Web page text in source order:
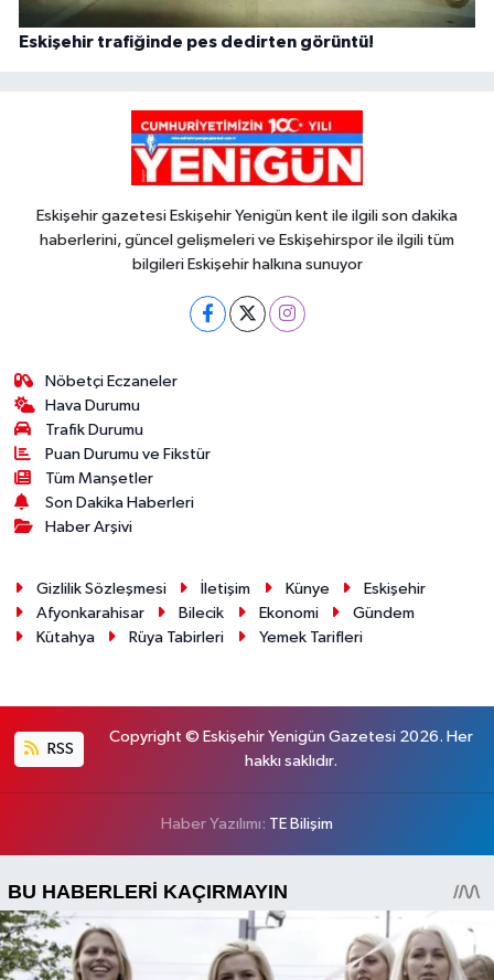
Eskişehir trafiğinde pes dedirten görüntü!
Eskişehir gazetesi Eskişehir Yenigün kent ile ilgili son dakika
haberlerini, güncel gelişmeleri ve Eskişehirspor ile ilgili tüm
bilgileri Eskişehir halkına sunuyor
Nöbetçi Eczaneler
Hava Durumu
Trafik Durumu
Puan Durumu ve Fikstür
Tüm Manşetler
Son Dakika Haberleri
Haber Arşivi
Gizlilik Sözleşmesi İletişim Künye
Eskişehir
Afyonkarahisar
Bilecik Ekonomi
Gündem
Kütahya
Rüya Tabirleri Yemek Tarifleri
RSS
Copyright © Eskişehir Yenigün Gazetesi 2026. Her
hakkı saklıdır.
Haber Yazılımı: TE Bilişim